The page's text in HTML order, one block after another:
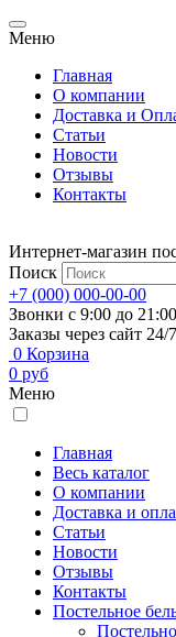
Меню
Главная
О компании
Доставка и
Статьи
Новости
Отзывы
Контакты
Интернет-магазин
Поиск
+7 (000) 000-00-00
Звонки с 9:00 до 21:00
Заказы через сайт 24/7
0 Корзина
0 руб
Меню
Главная
Весь каталог
О компании
Доставка и
Статьи
Новости
Отзывы
Контакты
Постельное